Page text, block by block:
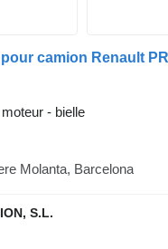
camion Renault
- bielle
Molanta, Barcelona
S.L.